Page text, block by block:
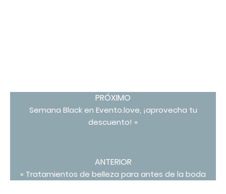
PRÓXIMO
Semana Black en Evento.love, ¡aprovecha tu
descuento! »
ANTERIOR
« Tratamientos de belleza para antes de la boda